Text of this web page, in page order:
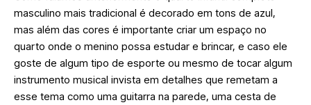
masculino mais tradicional é decorado em tons de azul,
mas além das cores é importante criar um espaço no
quarto onde o menino possa estudar e brincar, e caso ele
goste de algum tipo de esporte ou mesmo de tocar algum
instrumento musical invista em detalhes que remetam a
esse tema como uma guitarra na parede, uma cesta de